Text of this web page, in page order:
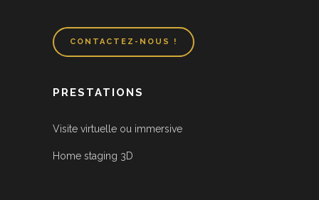
CONTACTEZ-NOUS !
PRESTATIONS
Visite virtuelle ou immersive
Home staging 3D